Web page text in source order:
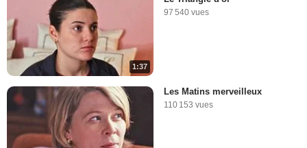
1:37
97 540 vues
Les Matins merveilleux
110 153 vues